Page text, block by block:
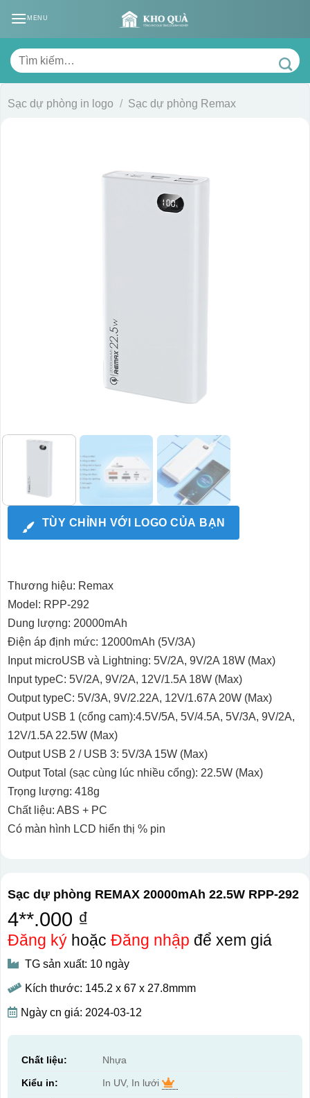
MENU
Tìm
kiếm:
Sạc dự phòng in logo / Sạc dự phòng Remax
TÙY CHỈNH VỚI LOGO CỦA BẠN
Thương hiệu: Remax
Model: RPP-292
Dung lượng: 20000mAh
Điện áp định mức: 12000mAh (5V/3A)
Input microUSB và Lightning: 5V/2A, 9V/2A 18W (Max)
Input typeC: 5V/2A, 9V/2A, 12V/1.5A 18W (Max)
Output typeC: 5V/3A, 9V/2.22A, 12V/1.67A 20W (Max)
Output USB 1 (cổng cam):4.5V/5A, 5V/4.5A, 5V/3A, 9V/2A,
12V/1.5A 22.5W (Max)
Output USB 2 / USB 3: 5V/3A 15W (Max)
Output Total (sạc cùng lúc nhiều cổng): 22.5W (Max)
Trọng lượng: 418g
Chất liệu: ABS + PC
Có màn hình LCD hiển thị % pin
Sạc dự phòng REMAX 20000mAh 22.5W RPP-292
4**.000 ₫
Đăng kýhoặc Đăng nhập để xem giá
TG sản xuất: 10 ngày
Kích thước: 145.2 x 67 x 27.8mmm
Ngày cn giá: 2024-03-12
Chất liệu: Nhựa
Kiểu in: In UV, In lưới